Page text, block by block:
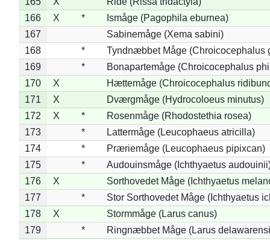
166
X *
Ismåge (Pagophila eburnea)
167
Sabinemåge (Xema sabini)
168
*
Tyndnæbbet Måge (Chroicocephalus
169
*
Bonapartemåge (Chroicocephalus
170
X
Hættemåge (Chroicocephalus
171
X
Dværgmåge (Hydrocoloeus minutus)
172
X *
Rosenmåge (Rhodostethia rosea)
173
*
Lattermåge (Leucophaeus atricilla)
174
*
Præriemåge (Leucophaeus pipixcan)
175
*
Audouinsmåge (Ichthyaetus
176
X
Sorthovedet Måge (Ichthyaetus
177
*
Stor Sorthovedet Måge (Ichthyaetus
178
X
Stormmåge (Larus canus)
179
*
Ringnæbbet Måge (Larus